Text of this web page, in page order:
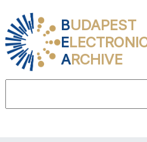
BUDAPEST
E
ARCHIVE